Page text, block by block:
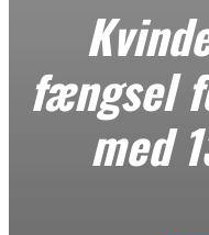
fængsel
med